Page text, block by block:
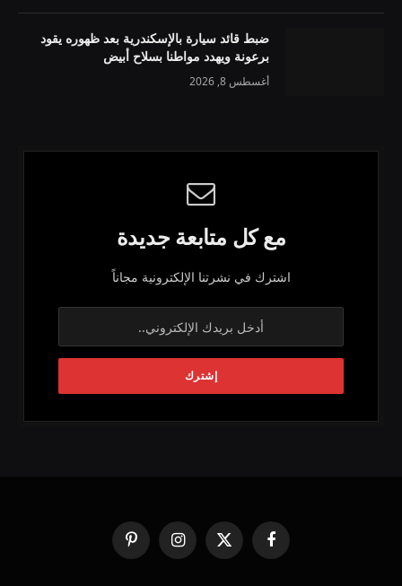
ضبط قائد سيارة بالإسكندرية بعد ظهوره يقود
برعونة ويهدد مواطنا بسلاح أبيض
أغسطس 8, 2026
مع كل متابعة جديدة
اشترك في نشرتنا الإلكترونية مجاناً
فيسبوك
X
(Twitter)
الانستغرامبينتيريست